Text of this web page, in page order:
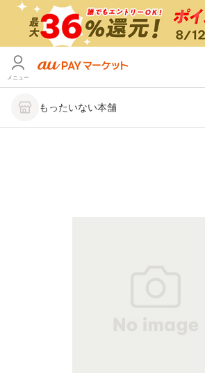
メニュー
もったいない本舗